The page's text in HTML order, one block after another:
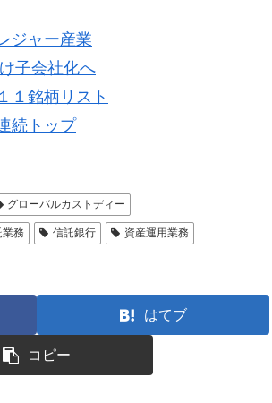
ジャー産業
子会社化へ
１銘柄リスト
続トップ
グローバルカストディー
業務 信託銀行 資産運用業務
はてブ
コピー